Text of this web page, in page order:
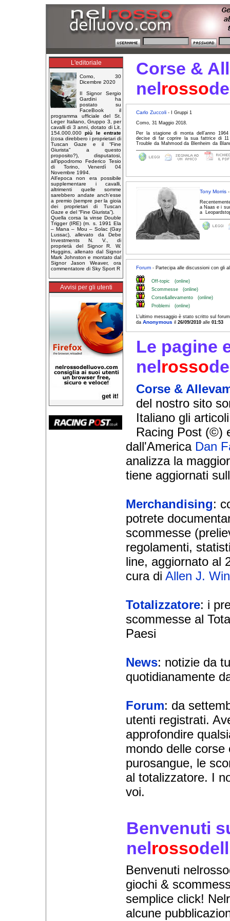
L'editoriale
Como, 30
Dicembre 2020
Il Signor Sergio
Gardini ha
postato su
FaceBook il
programma ufficiale del St.
Leger Italiano, Gruppo 3, per
cavalli di 3 anni, dotato di Lit.
154.000.000più le entrate
(cosa direbbero i proprietari di
Tuscan Gaze e il “Fine
Giurista” a questo
proposito?), disputatosi,
all’ippodromo Federico Tesio
di Torino, Venerdì 04
Novembre 1994.
All’epoca non era possibile
supplementare i cavalli,
altrimenti quelle somme
sarebbero andate anch’esse
a premio (sempre per la gioia
dei proprietari di Tuscan
Gaze e del “Fine Giurista”).
Quella corsa la vinse Double
Trigger (IRE) (m. s. 1991 Ela
– Mana – Mou – Solac (Gay
Lussac), allevato da Debe
Investments N. V., di
proprietà del Signor R. W.
Huggins, allenato dal Signor
Mark Johnston e montato dal
Signor Jason Weaver, ora
commentatore di Sky Sport R
Avvisi per gli utenti
Corse &
nel rosso
Carlo Zuccoli - I Gruppi 1
Como, 31 Maggio 2018.
Per la stagione di monta dell’anno
decise di far coprire la sua fattrice di
Trouble da Mahmood da Blenheim da
Tony Morris
a Naas e i
a
Forum - Partecipa alle discussioni con gli
Off-topic (online)
Scommesse (online)
Corse&allevamento (online)
Problemi (online)
L'ultimo messaggio è stato scritto sul
da Anonymous il 26/09/2010 alle 01:53
Le pagine
nelrosso
Corse &
del nostro sito
Italiano gli
Racing Post (©)
dall'America Dan
analizza la
tiene aggiornati
Merchandising:
potrete
scommesse
regolamenti,
line, aggiornato al
cura di Allen J.
Totalizzatore: i
scommesse al
Paesi
News: notizie da
quotidianamente
Forum: da
utenti registrati.
approfondire
mondo delle corse
purosangue, le
al totalizzatore. I
voi.
Benvenuti
nelrosso
Benvenuti
giochi &
semplice click!
alcune